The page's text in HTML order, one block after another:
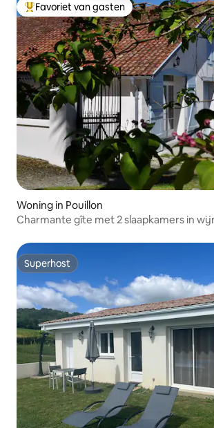
Topfavoriet van gasten
Favoriet van gasten
Woning in Pouillon
Charmante gîte met 2 slaapkamers in
Superhost
Superhost